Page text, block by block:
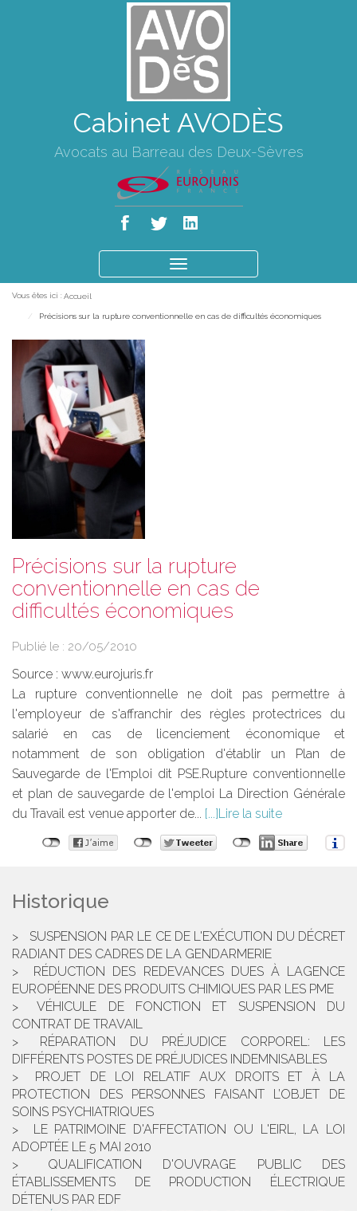
Cabinet AVODÈS
Avocats au Barreau des Deux-Sèvres
le
Vous êtes ici : Accueil
Précisions sur la rupture conventionnelle en cas de difficultés économiques
Précisions sur la rupture
conventionnelle en cas de
difficultés économiques
Publié le : 20/05/2010
Source : www.eurojuris.fr
La rupture conventionnelle ne doit pas permettre à
l'employeur de s'affranchir des règles protectrices du
salarié en cas de licenciement économique et
notamment de son obligation d'établir un Plan de
Sauvegarde de l'Emploi dit PSE.Rupture conventionnelle
et plan de sauvegarde de l'emploi La Direction Générale
du Travail est venue apporter de...
Lire la suite
Historique
SUSPENSION PAR LE CE DE L'EXÉCUTION DU DÉCRET
RADIANT DES CADRES DE LA GENDARMERIE
RÉDUCTION DES REDEVANCES DUES À LAGENCE
EUROPÉENNE DES PRODUITS CHIMIQUES PAR LES PME
VÉHICULE DE FONCTION ET SUSPENSION DU
CONTRAT DE TRAVAIL
RÉPARATION DU PRÉJUDICE CORPOREL: LES
DIFFÉRENTS POSTES DE PRÉJUDICES INDEMNISABLES
PROJET DE LOI RELATIF AUX DROITS ET À LA
PROTECTION DES PERSONNES FAISANT L’OBJET DE
SOINS PSYCHIATRIQUES
LE PATRIMOINE D'AFFECTATION OU L'EIRL, LA LOI
ADOPTÉE LE 5 MAI 2010
QUALIFICATION D'OUVRAGE PUBLIC DES
ÉTABLISSEMENTS DE PRODUCTION ÉLECTRIQUE
DÉTENUS PAR EDF